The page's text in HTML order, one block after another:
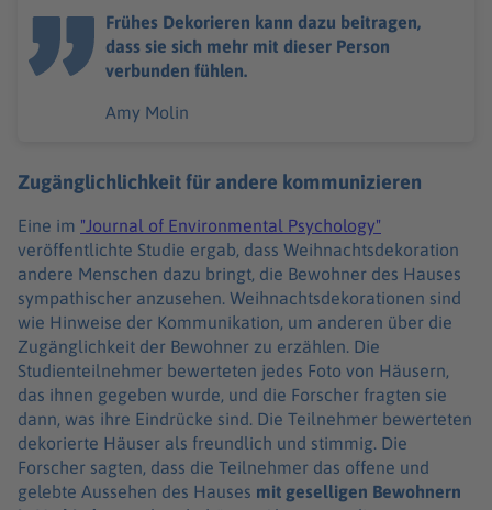
Frühes Dekorieren kann dazu beitragen,
dass sie sich mehr mit dieser Person
verbunden fühlen.
Amy Molin
Zugänglichlichkeit für andere kommunizieren
Eine im "Journal of Environmental Psychology"
veröffentlichte Studie ergab, dass Weihnachtsdekoration
andere Menschen dazu bringt, die Bewohner des Hauses
sympathischer anzusehen. Weihnachtsdekorationen sind
wie Hinweise der Kommunikation, um anderen über die
Zugänglichkeit der Bewohner zu erzählen. Die
Studienteilnehmer bewerteten jedes Foto von Häusern,
das ihnen gegeben wurde, und die Forscher fragten sie
dann, was ihre Eindrücke sind. Die Teilnehmer bewerteten
dekorierte Häuser als freundlich und stimmig. Die
Forscher sagten, dass die Teilnehmer das offene und
gelebte Aussehen des Hauses mit geselligen Bewohnern